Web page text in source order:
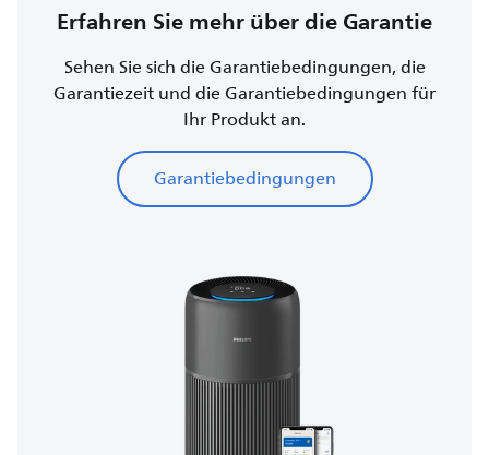
Erfahren Sie mehr über die Garantie
Sehen Sie sich die Garantiebedingungen, die
Garantiezeit und die Garantiebedingungen für
Ihr Produkt an.
Garantiebedingungen